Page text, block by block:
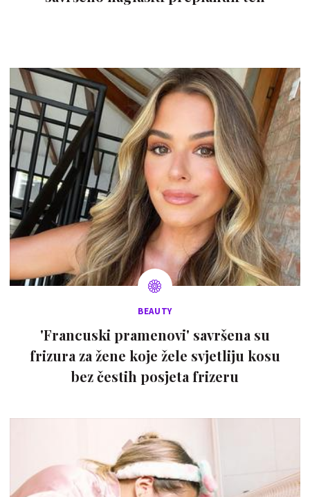
BEAUTY
'Francuski pramenovi' savršena su
frizura za žene koje žele svjetliju kosu
bez čestih posjeta frizeru